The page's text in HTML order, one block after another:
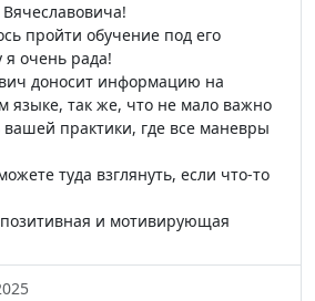
пройти обучение под его
я очень рада!
доносит информацию на
языке, так же, что не мало важно
вашей практики, где все маневры
туда взглянуть, если что-то
и мотивирующая